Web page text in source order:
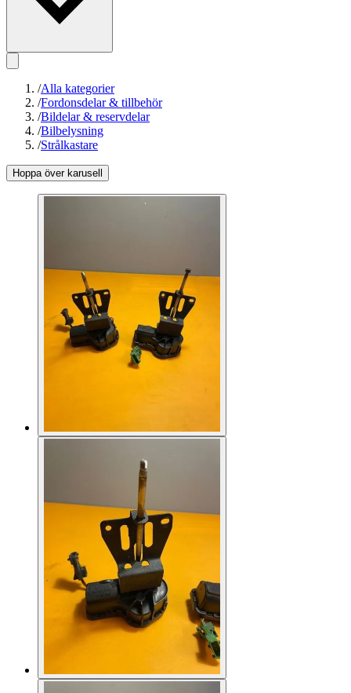
/Alla kategorier
/Fordonsdelar & tillbehör
/Bildelar & reservdelar
/Bilbelysning
/Strålkastare
Hoppa över karusell